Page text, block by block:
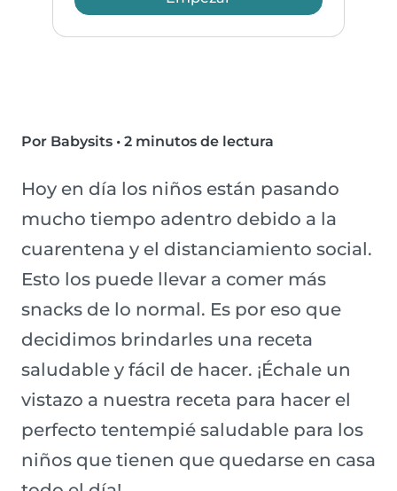
Por Babysits • 2 minutos de lectura
Hoy en día los niños están pasando
mucho tiempo adentro debido a la
cuarentena y el distanciamiento social.
Esto los puede llevar a comer más
snacks de lo normal. Es por eso que
decidimos brindarles una receta
saludable y fácil de hacer. ¡Échale un
vistazo a nuestra receta para hacer el
perfecto tentempié saludable para los
niños que tienen que quedarse en casa